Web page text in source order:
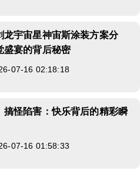
龙宇宙星神宙斯涂装方案分
盛宴的背后秘密
07-16 02:18:18
搞怪陷害：快乐背后的精彩瞬
07-16 01:58:33